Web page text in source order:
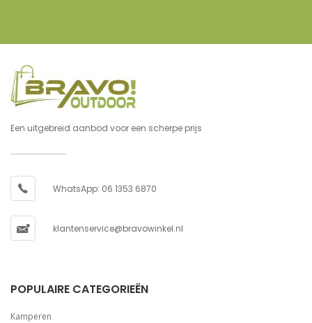
Een uitgebreid aanbod voor een scherpe prijs
WhatsApp: 06 1353 6870
klantenservice@bravowinkel.nl
POPULAIRE CATEGORIEËN
Kamperen